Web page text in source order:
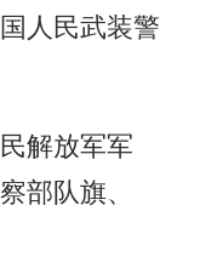
人民武装警
解放军军
部队旗、